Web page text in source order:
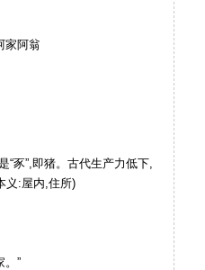
家阿翁
“豕”,即猪。古代生产力低下,
义:屋内,住所)
。”